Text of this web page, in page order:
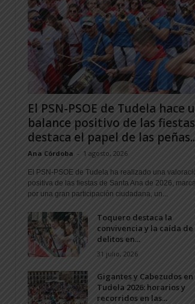
El PSN-PSOE de Tudela hace
balance positivo de las
destaca el papel de las
Ana Córdoba - 1 agosto, 2026
El PSN-PSOE de Tudela ha realizado una
positiva de las fiestas de Santa Ana de 2026,
por una gran participación ciudadana, un...
Toquero destaca la
convivencia y la caída de
delitos en...
31 julio, 2026
Gigantes y Cabezudos en
Tudela 2026: horarios y
recorridos en las...